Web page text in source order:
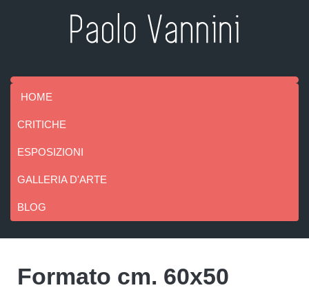
HOME
CRITICHE
ESPOSIZIONI
GALLERIA D'ARTE
BLOG
Formato cm. 60x50